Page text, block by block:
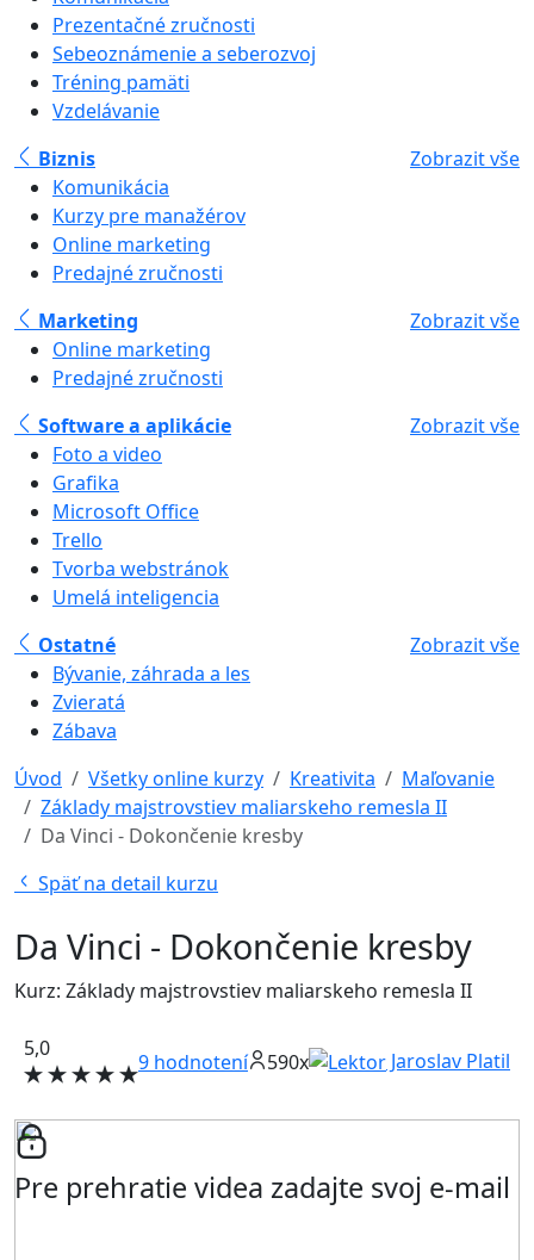
Prezentačné zručnosti
Sebeoznámenie a seberozvoj
Tréning pamäti
Vzdelávanie
Biznis
Zobrazit vše
Komunikácia
Kurzy pre manažérov
Online marketing
Predajné zručnosti
Marketing
Zobrazit vše
Online marketing
Predajné zručnosti
Software a aplikácie
Zobrazit vše
Foto a video
Grafika
Microsoft Office
Trello
Tvorba webstránok
Umelá inteligencia
Ostatné
Zobrazit vše
Bývanie, záhrada a les
Zvieratá
Zábava
Úvod
Všetky online kurzy Kreativita
Maľovanie
Základy majstrovstiev maliarskeho remesla II
Da Vinci - Dokončenie kresby
Späť na detail kurzu
Da Vinci - Dokončenie kresby
Kurz: Základy majstrovstiev maliarskeho remesla II
5,0
9 hodnotení 590x Jaroslav Platil
Pre prehratie videa zadajte svoj e-mail